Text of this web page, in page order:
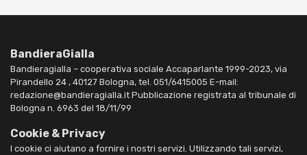
BandieraGialla
Bandieragialla – cooperativa sociale Accaparlante 1999-2023, via
Pirandello 24 , 40127 Bologna, tel. 051/6415005 E-mail:
redazione@bandieragialla.it Pubblicazione registrata al tribunale di
Bologna n. 6963 del 18/11/99
Cookie & Privacy
I cookie ci aiutano a fornire i nostri servizi. Utilizzando tali servizi,